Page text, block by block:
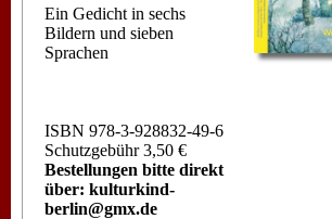
Ein Gedicht in sechs
Bildern und sieben
Sprachen
ISBN 978-3-928832-49-6
Schutzgebühr 3,50 €
Bestellungen bitte direkt
über: kulturkind-
berlin@gmx.de